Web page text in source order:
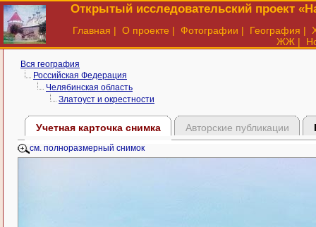
Открытый исследовательский проект
Главная | О проекте | Фотографии | География |
ЖЖ |
Вся география
Российская Федерация
Челябинская область
Златоуст и окрестности
Учетная карточка снимка Авторские публикации
см. полноразмерный снимок